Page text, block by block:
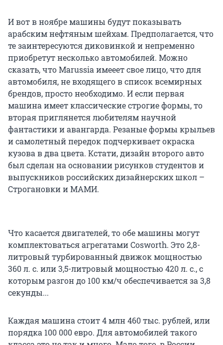
И вот в ноябре машины будут показывать
арабским нефтяным шейхам. Предполагается, что
те заинтересуются диковинкой и непременно
приобретут несколько автомобилей. Можно
сказать, что Marussia имееет свое лицо, что для
автомобиля, не входящего в список всемирных
брендов, просто необходимо. И если первая
машина имеет классические строгие формы, то
вторая приглянется любителям научной
фантастики и авангарда. Резаные формы крыльев
и самолетный передок подчеркивает окраска
кузова в два цвета. Кстати, дизайн второго авто
был сделан на основании рисунков студентов и
выпускников российских дизайнерских школ –
Строгановки и МАМИ.
Что касается двигателей, то обе машины могут
комплектоваться агрегатами Cosworth. Это 2,8-
литровый турбированный движок мощностью
360 л. с. или 3,5-литровый мощностью 420 л. с., с
которым разгон до 100 км/ч обеспечивается за 3,8
секунды...
Каждая машина стоит 4 млн 460 тыс. рублей, или
порядка 100 000 евро. Для автомобилей такого